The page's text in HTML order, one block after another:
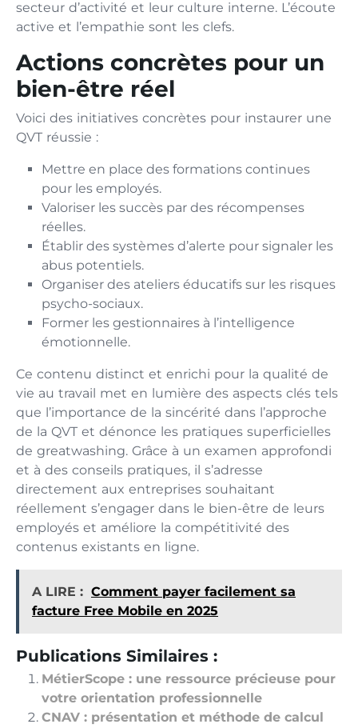
secteur d’activité et leur culture interne. L’écoute
active et l’empathie sont les clefs.
Actions concrètes pour un
bien-être réel
Voici des initiatives concrètes pour instaurer une
QVT réussie :
Mettre en place des formations continues
pour les employés.
Valoriser les succès par des récompenses
réelles.
Établir des systèmes d’alerte pour signaler les
abus potentiels.
Organiser des ateliers éducatifs sur les risques
psycho-sociaux.
Former les gestionnaires à l’intelligence
émotionnelle.
Ce contenu distinct et enrichi pour la qualité de
vie au travail met en lumière des aspects clés tels
que l’importance de la sincérité dans l’approche
de la QVT et dénonce les pratiques superficielles
de greatwashing. Grâce à un examen approfondi
et à des conseils pratiques, il s’adresse
directement aux entreprises souhaitant
réellement s’engager dans le bien-être de leurs
employés et améliore la compétitivité des
contenus existants en ligne.
A LIRE : Comment payer facilement sa
facture Free Mobile en 2025
Publications Similaires :
MétierScope : une ressource précieuse pour
votre orientation professionnelle
CNAV : présentation et méthode de calcul